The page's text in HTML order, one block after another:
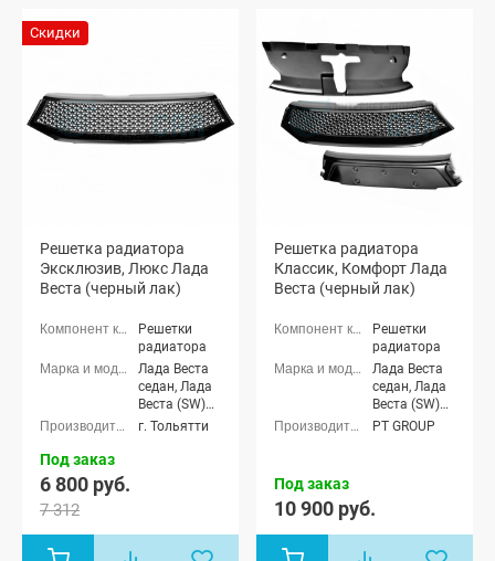
Скидки
Решетка радиатора
Эксклюзив, Люкс Лада
Веста (черный лак)
Решетки
радиатора
Лада Веста
седан, Лада
Веста (SW)
универсал
г. Тольятти
Под заказ
6 800 руб.
7 312
Решетка радиатора
Классик, Комфорт Лада
Веста (черный лак)
Решетки
радиатора
Лада Веста
седан, Лада
Веста (SW)
универсал
PT GROUP
Под заказ
10 900 руб.